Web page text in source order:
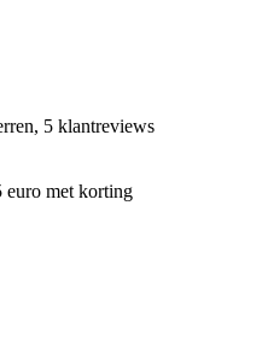
5 klantreviews
euro met korting